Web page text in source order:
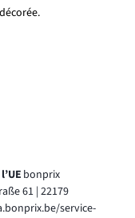
bonprix
61 | 22179
service-